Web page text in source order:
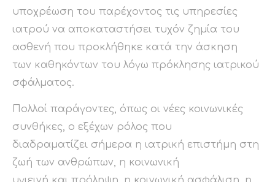
υποχρέωση του παρέχοντος τις υπηρεσίες
ιατρού να αποκαταστήσει τυχόν ζημία του
ασθενή που προκλήθηκε κατά την άσκηση
των καθηκόντων του λόγω πρόκλησης ιατρικού
σφάλματος.
Πολλοί παράγοντες, όπως οι νέες κοινωνικές
συνθήκες, ο εξέχων ρόλος που
διαδραματίζει σήμερα η ιατρική επιστήμη στη
ζωή των ανθρώπων, η κοινωνική